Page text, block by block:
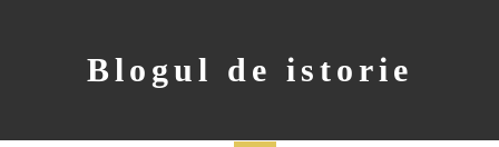
Blogul de istorie